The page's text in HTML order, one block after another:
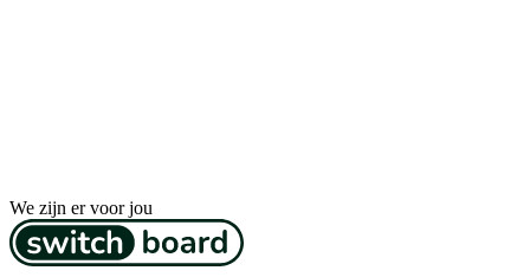
We zijn er voor jou